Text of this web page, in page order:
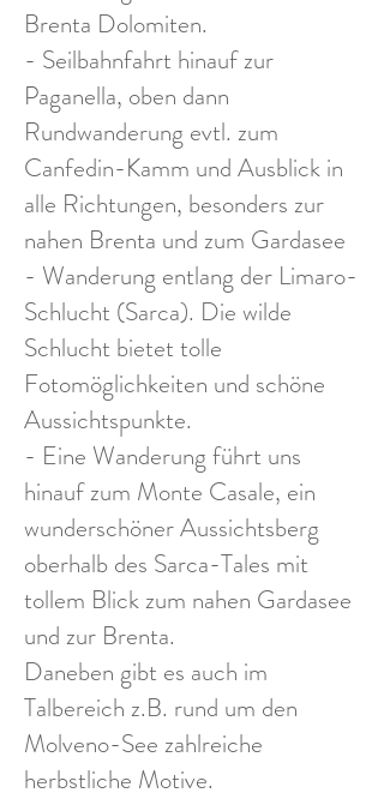
Brenta Dolomiten.
- Seilbahnfahrt hinauf zur
Paganella, oben dann
Rundwanderung evtl. zum
Canfedin-Kamm und Ausblick in
alle Richtungen, besonders zur
nahen Brenta und zum Gardasee
- Wanderung entlang der Limaro-
Schlucht (Sarca). Die wilde
Schlucht bietet tolle
Fotomöglichkeiten und schöne
Aussichtspunkte.
- Eine Wanderung führt uns
hinauf zum Monte Casale, ein
wunderschöner Aussichtsberg
oberhalb des Sarca-Tales mit
tollem Blick zum nahen Gardasee
und zur Brenta.
Daneben gibt es auch im
Talbereich z.B. rund um den
Molveno-See zahlreiche
herbstliche Motive.